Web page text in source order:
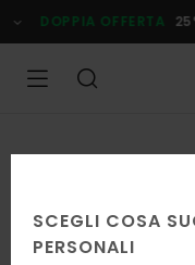
alle
informazioni
prodotto
DOPPIA OFFERTA 25%
SCEGLI COSA
PERSONALI